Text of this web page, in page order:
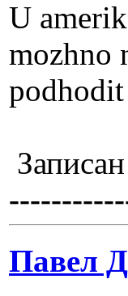
U
mozhno
Записан
Павел